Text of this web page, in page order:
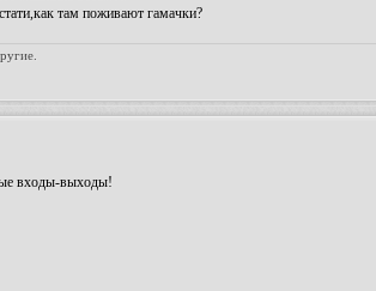
там поживают гамачки?
входы-выходы!